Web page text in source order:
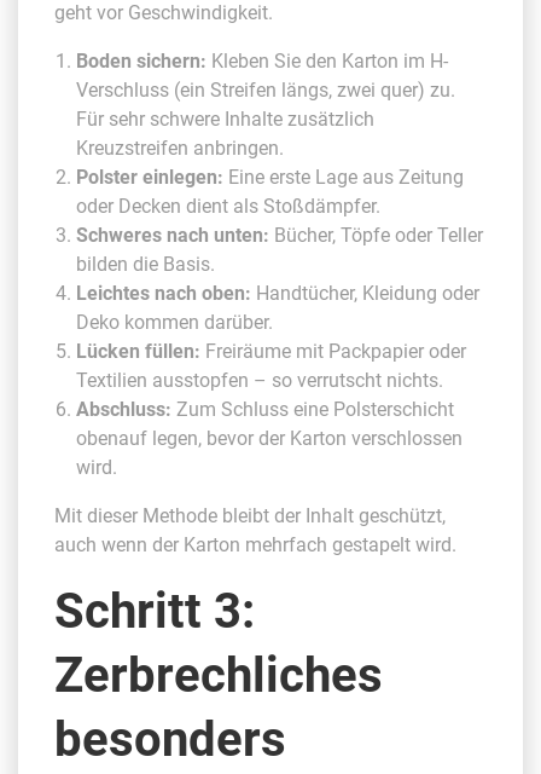
geht vor Geschwindigkeit.
Boden sichern: Kleben Sie den Karton im H-
Verschluss (ein Streifen längs, zwei quer) zu.
Für sehr schwere Inhalte zusätzlich
Kreuzstreifen anbringen.
Polster einlegen: Eine erste Lage aus Zeitung
oder Decken dient als Stoßdämpfer.
Schweres nach unten: Bücher, Töpfe oder Teller
bilden die Basis.
Leichtes nach oben: Handtücher, Kleidung oder
Deko kommen darüber.
Lücken füllen: Freiräume mit Packpapier oder
Textilien ausstopfen – so verrutscht nichts.
Abschluss: Zum Schluss eine Polsterschicht
obenauf legen, bevor der Karton verschlossen
wird.
Mit dieser Methode bleibt der Inhalt geschützt,
auch wenn der Karton mehrfach gestapelt wird.
Schritt 3:
Zerbrechliches
besonders